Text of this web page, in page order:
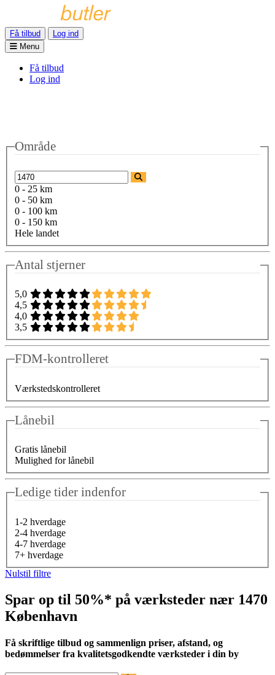
Få tilbud
Log ind
Menu
Få tilbud
Log ind
Område
0 - 25 km
0 - 50 km
0 - 100 km
0 - 150 km
Hele landet
Antal stjerner
5,0
4,5
4,0
3,5
FDM-kontrolleret
Værkstedskontrolleret
Lånebil
Gratis lånebil
Mulighed for lånebil
Ledige tider indenfor
1-2 hverdage
2-4 hverdage
4-7 hverdage
7+ hverdage
Nulstil filtre
Spar op til 50%* på værksteder nær 1470
København
Få skriftlige tilbud og sammenlign priser, afstand, og
bedømmelser fra kvalitetsgodkendte værksteder i din by